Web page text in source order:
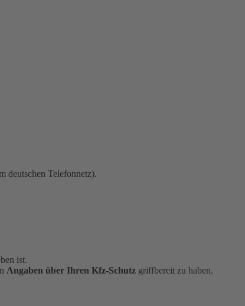
deutschen Telefonnetz).
ist.
Angaben über Ihren Kfz-Schutz griffbereit zu haben.